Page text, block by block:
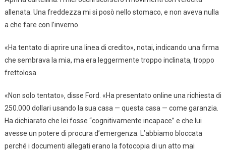
allenata. Una freddezza mi si posò nello stomaco, e non aveva nulla
a che fare con l’inverno.
«Ha tentato di aprire una linea di credito», notai, indicando una firma
che sembrava la mia, ma era leggermente troppo inclinata, troppo
frettolosa.
«Non solo tentato», disse Ford. «Ha presentato online una richiesta di
250.000 dollari usando la sua casa — questa casa — come garanzia.
Ha dichiarato che lei fosse “cognitivamente incapace” e che lui
avesse un potere di procura d’emergenza. L’abbiamo bloccata
perché i documenti allegati erano la fotocopia di un atto mai